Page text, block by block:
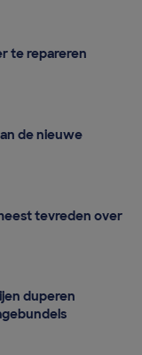
te repareren
de nieuwe
tevreden over
duperen